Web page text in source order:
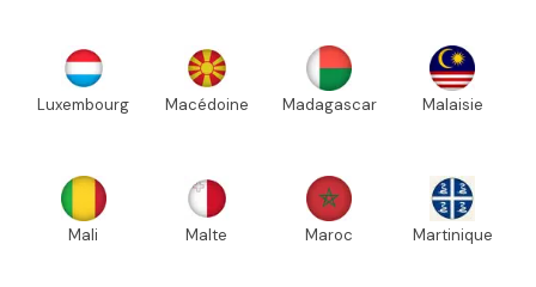
Luxembourg Macédoine Madagascar Malaisie
Mali Malte Maroc Martinique